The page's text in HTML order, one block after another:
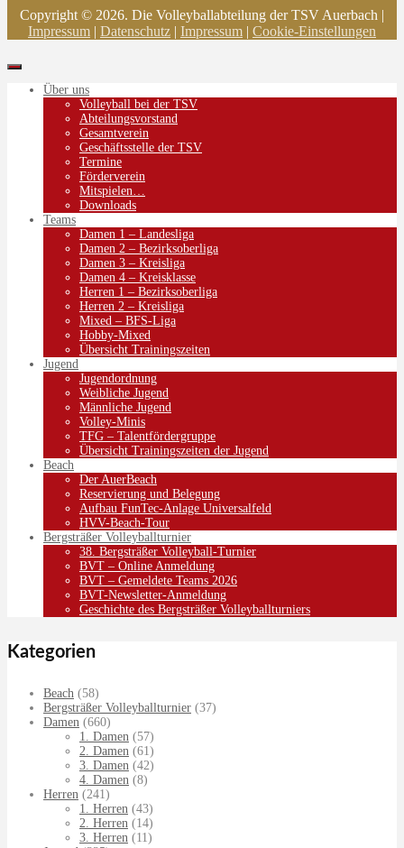
Copyright © 2026. Die Volleyballabteilung der TSV Auerbach |
Impressum | Datenschutz | Impressum | Cookie-Einstellungen
Über uns
Volleyball bei der TSV
Abteilungsvorstand
Gesamtverein
Geschäftsstelle der TSV
Termine
Förderverein
Mitspielen…
Downloads
Teams
Damen 1 – Landesliga
Damen 2 – Bezirksoberliga
Damen 3 – Kreisliga
Damen 4 – Kreisklasse
Herren 1 – Bezirksoberliga
Herren 2 – Kreisliga
Mixed – BFS-Liga
Hobby-Mixed
Übersicht Trainingszeiten
Jugend
Jugendordnung
Weibliche Jugend
Männliche Jugend
Volley-Minis
TFG – Talentfördergruppe
Übersicht Trainingszeiten der Jugend
Beach
Der AuerBeach
Reservierung und Belegung
Aufbau FunTec-Anlage Universalfeld
HVV-Beach-Tour
Bergsträßer Volleyballturnier
38. Bergsträßer Volleyball-Turnier
BVT – Online Anmeldung
BVT – Gemeldete Teams 2026
BVT-Newsletter-Anmeldung
Geschichte des Bergsträßer Volleyballturniers
Kategorien
Beach (58)
Bergsträßer Volleyballturnier (37)
Damen (660)
1. Damen (57)
2. Damen (61)
3. Damen (42)
4. Damen (8)
Herren (241)
1. Herren (43)
2. Herren (14)
3. Herren (11)